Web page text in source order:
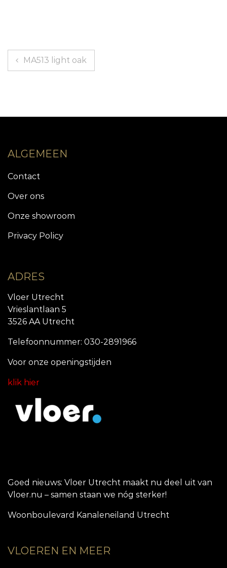
Bericht
navigatie
MA513 light oak
ALGEMEEN
Contact
Over ons
Onze showroom
Privacy Policy
ADRES
Vloer Utrecht
Vrieslantlaan 5
3526 AA Utrecht
Telefoonnummer: 030-2891966
Voor onze openingstijden
klik hier
Goed nieuws: Vloer Utrecht maakt nu deel uit van
Vloer.nu – samen staan we nóg sterker!
Woonboulevard Kanaleneiland Utrecht
VLOEREN EN MEER